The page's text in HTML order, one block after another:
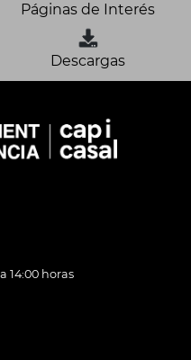
Páginas de Interés
Descargas
14:00 horas